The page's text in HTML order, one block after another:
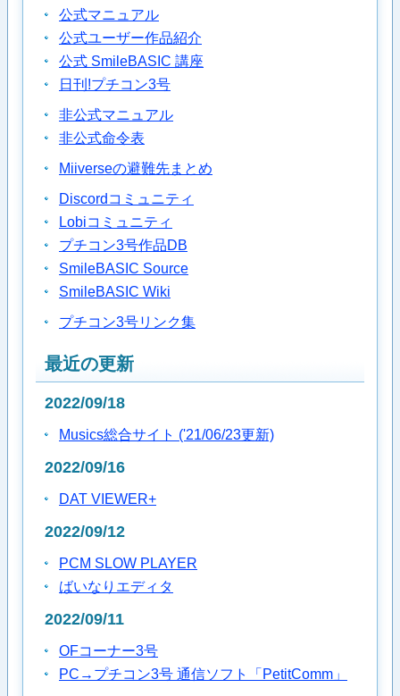
公式マニュアル
公式ユーザー作品紹介
公式 SmileBASIC 講座
日刊!プチコン3号
非公式マニュアル
非公式命令表
Miiverseの避難先まとめ
Discordコミュニティ
Lobiコミュニティ
プチコン3号作品DB
SmileBASIC Source
SmileBASIC Wiki
プチコン3号リンク集
最近の更新
2022/09/18
Musics総合サイト ('21/06/23更新)
2022/09/16
DAT VIEWER+
2022/09/12
PCM SLOW PLAYER
ばいなりエディタ
2022/09/11
OFコーナー3号
PC→プチコン3号 通信ソフト「PetitComm」